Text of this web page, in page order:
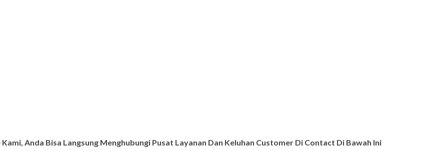
Anda Bisa Langsung Menghubungi Pusat Layanan Dan Keluhan Customer Di Contact Di Bawah Ini